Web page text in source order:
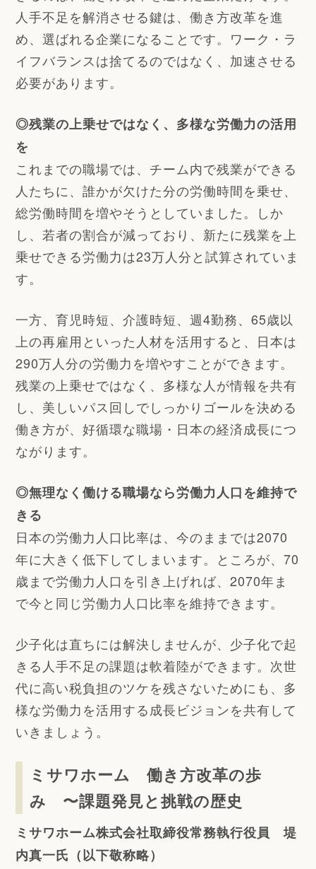
人手不足を解消させる鍵は、働き方改革を進
め、選ばれる企業になることです。ワーク・ラ
イフバランスは捨てるのではなく、加速させる
必要があります。
◎残業の上乗せではなく、多様な労働力の活用
を
これまでの職場では、チーム内で残業ができる
人たちに、誰かが欠けた分の労働時間を乗せ、
総労働時間を増やそうとしていました。しか
し、若者の割合が減っており、新たに残業を上
乗せできる労働力は23万人分と試算されていま
す。
一方、育児時短、介護時短、週4勤務、65歳以
上の再雇用といった人材を活用すると、日本は
290万人分の労働力を増やすことができます。
残業の上乗せではなく、多様な人が情報を共有
し、美しいパス回しでしっかりゴールを決める
働き方が、好循環な職場・日本の経済成長につ
ながります。
◎無理なく働ける職場なら労働力人口を維持で
きる
日本の労働力人口比率は、今のままでは2070
年に大きく低下してしまいます。ところが、70
歳まで労働力人口を引き上げれば、2070年ま
で今と同じ労働力人口比率を維持できます。
少子化は直ちには解決しませんが、少子化で起
きる人手不足の課題は軟着陸ができます。次世
代に高い税負担のツケを残さないためにも、多
様な労働力を活用する成長ビジョンを共有して
いきましょう。
ミサワホーム 働き方改革の歩
み 〜課題発見と挑戦の歴史
ミサワホーム株式会社取締役常務執行役員 堤
内真一氏（以下敬称略）